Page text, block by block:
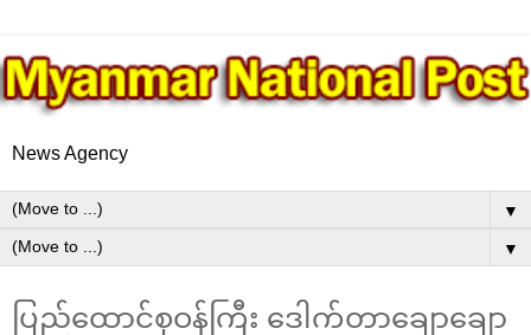
News Agency
▼
▼
ပြည်ထောင်စုဝန်ကြီး ဒေါက်တာချောချော